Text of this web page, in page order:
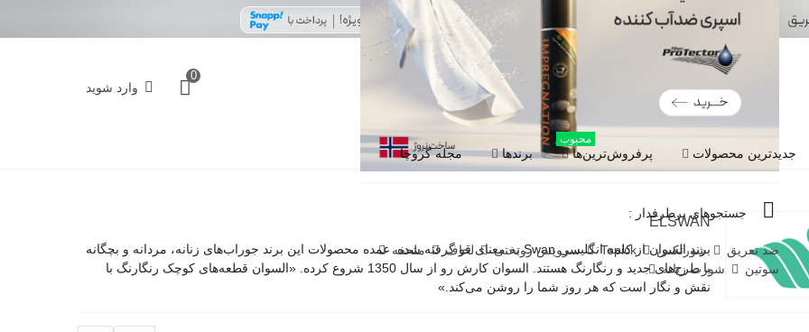
جستجوهای پرطرفدار :
ضد تعریق شورتکس Topick سرویس روتختی لحاف
ملحفه
سوتین
شورت زنانه
0
وارد شوید
جدیدترین محصولات پرفروش‌ترین‌ها
محبوب
برندها مجله گروچا
ELSWAN
برند السوان از کلمه انگلیسی Swan به معنای قو گرفته شده. عمده محصولات این برند جوراب‌های زنانه، مردانه و بچگانه
با طرح‌های جدید و رنگارنگ هستند. السوان کارش رو از سال 1350 شروع کرده. «السوان قطعه‌های کوچک رنگارنگ با
نقش و نگار است که هر روز شما را روشن می‌کند.»